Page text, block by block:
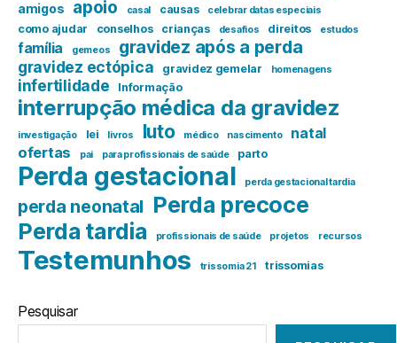
amigos apoio casal causas celebrar datas especiais
como ajudar conselhos crianças desafios direitos estudos
família gemeos gravidez após a perda
gravidez ectópica gravidez gemelar homenagens
infertilidade Informação
interrupção médica da gravidez
investigação lei livros luto médico nascimento natal
ofertas pai para profissionais de saúde parto
Perda gestacional perda gestacional tardia
perda neonatal Perda precoce
Perda tardia
profissionais de saúde projetos recursos
Testemunhos trissomia 21 trissomias
Pesquisar